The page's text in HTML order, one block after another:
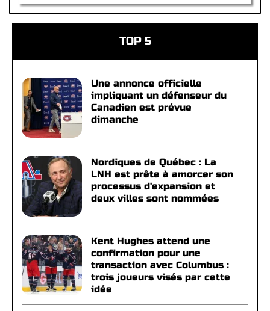
TOP 5
Une annonce officielle
impliquant un défenseur du
Canadien est prévue
dimanche
Nordiques de Québec : La
LNH est prête à amorcer son
processus d'expansion et
deux villes sont nommées
Kent Hughes attend une
confirmation pour une
transaction avec Columbus :
trois joueurs visés par cette
idée